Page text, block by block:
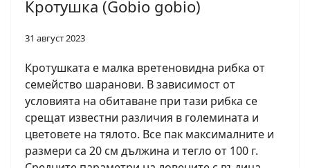
Кротушка (Gobio gobio)
31 август 2023
Кротушката е малка вретеновидна рибка от
семейство шаранови. В зависимост от
условията на обитаване при тази рибка се
срещат известни различия в големината и
цветовете на тялото. Все пак максималните и
размери са 20 см дължина и тегло от 100 г.